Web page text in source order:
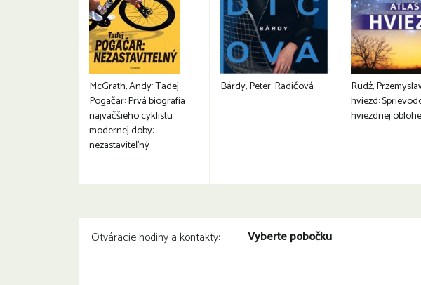
McGrath, Andy: Tadej
Pogačar: Prvá biografia
najväčšieho cyklistu
modernej doby:
nezastaviteľný
Bárdy, Peter: Radičová
Rudź,
hviezd:
hviezdnej oblohe
Otváracie hodiny a kontakty: Vyberte pobočku